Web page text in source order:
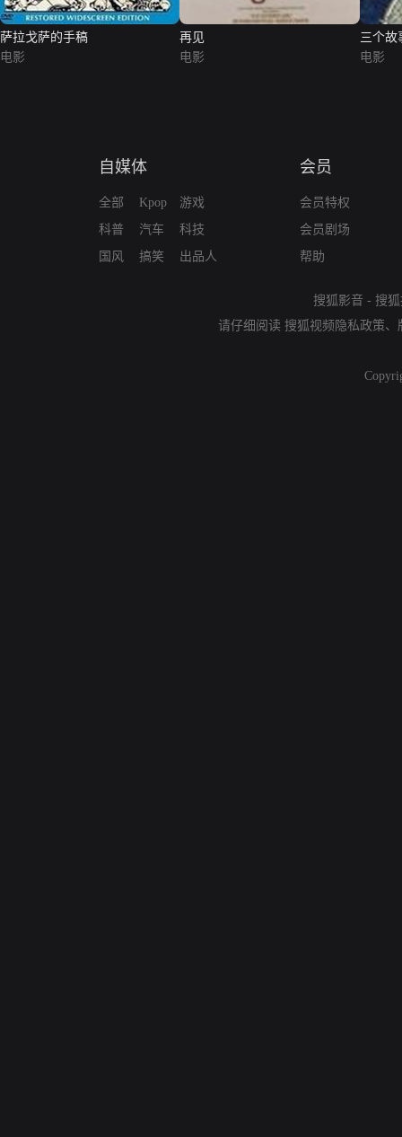
萨拉戈萨的手稿
电影
再见
电影
三个故
电影
自媒体
全部
科普
国风
Kpop
汽车
搞笑
游戏
科技
出品人
会员
会员特权
会员剧场
帮助
搜狐影音 - 搜
请仔细阅读 搜狐视频隐私政策、